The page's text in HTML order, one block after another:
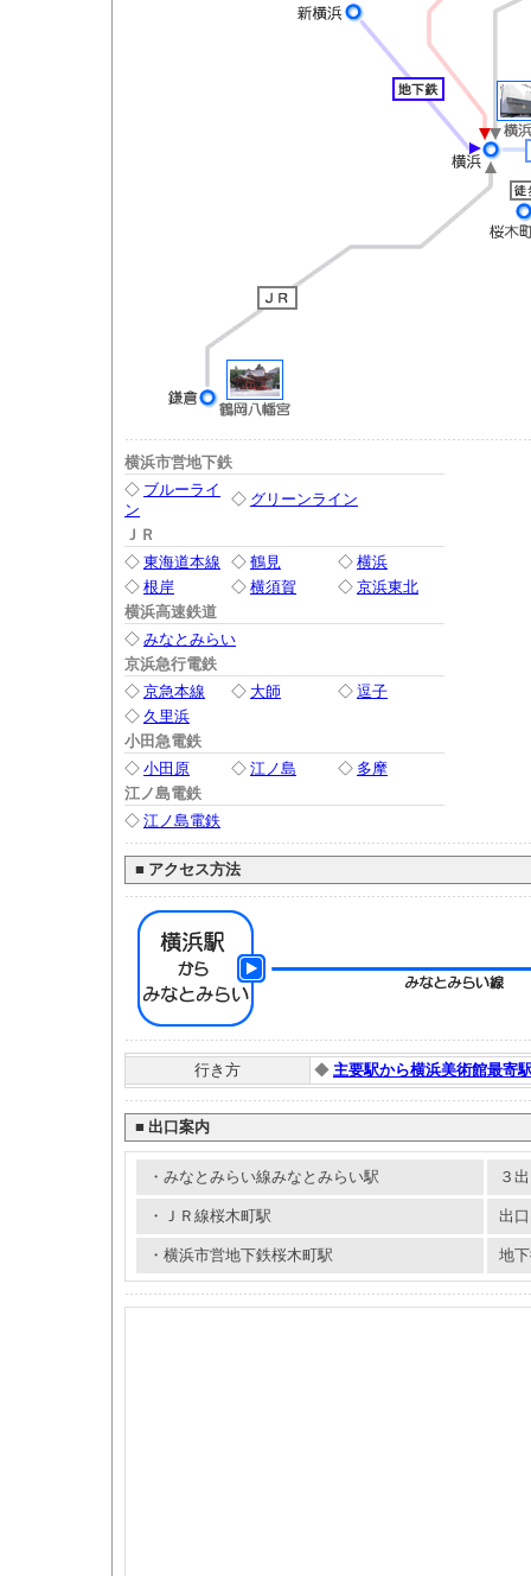
横浜市営地下鉄
◇ ブルーライ
ン
◇ グリーンライン
ＪＲ
◇ 東海道本線 ◇ 鶴見 ◇ 横浜
◇ 根岸 ◇ 横須賀 ◇ 京浜東北
横浜高速鉄道
◇ みなとみらい
京浜急行電鉄
◇ 京急本線 ◇ 大師 ◇ 逗子
◇ 久里浜
小田急電鉄
◇ 小田原 ◇ 江ノ島 ◇ 多摩
江ノ島電鉄
◇ 江ノ島電鉄
■ アクセス方法
行き方 ◆ 主要駅から横浜美術館最寄
■ 出口案内
・みなとみらい線みなとみらい駅 ３
・ＪＲ線桜木町駅 出
・横浜市営地下鉄桜木町駅 地